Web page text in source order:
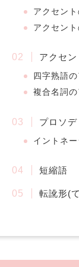
アクセント
アクセン
アクセン
四字熟語
複合名詞の
プロソ
イントネ
短縮語
転訛形(